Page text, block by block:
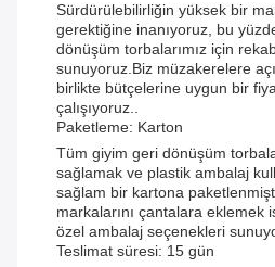
Sürdürülebilirliğin yüksek bir
gerektiğine inanıyoruz, bu
dönüşüm torbalarımız için
sunuyoruz.Biz müzakerelere
birlikte bütçelerine uygun bir
çalışıyoruz..
Paketleme: Karton
Tüm giyim geri dönüşüm
sağlamak ve plastik ambalaj
sağlam bir kartona
markalarını çantalara eklemek
özel ambalaj seçenekleri
Teslimat süresi: 15 gün